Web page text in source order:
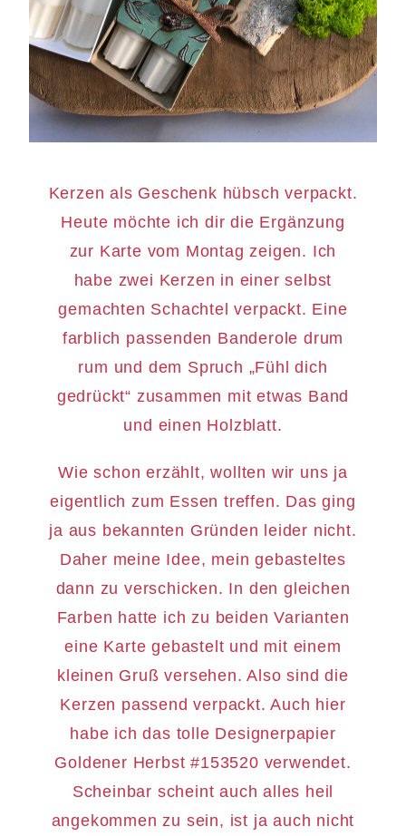
Kerzen als Geschenk hübsch verpackt.
Heute möchte ich dir die Ergänzung
zur Karte vom Montag zeigen. Ich
habe zwei Kerzen in einer selbst
gemachten Schachtel verpackt. Eine
farblich passenden Banderole drum
rum und dem Spruch „Fühl dich
gedrückt“ zusammen mit etwas Band
und einen Holzblatt.
Wie schon erzählt, wollten wir uns ja
eigentlich zum Essen treffen. Das ging
ja aus bekannten Gründen leider nicht.
Daher meine Idee, mein gebasteltes
dann zu verschicken. In den gleichen
Farben hatte ich zu beiden Varianten
eine Karte gebastelt und mit einem
kleinen Gruß versehen. Also sind die
Kerzen passend verpackt. Auch hier
habe ich das tolle Designerpapier
Goldener Herbst #153520 verwendet.
Scheinbar scheint auch alles heil
angekommen zu sein, ist ja auch nicht